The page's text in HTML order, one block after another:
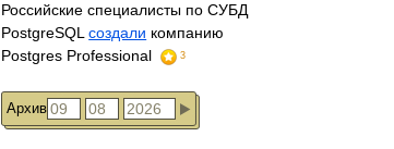
Российские специалисты по СУБД
PostgreSQLсоздали компанию
Postgres Professional
3
Архив